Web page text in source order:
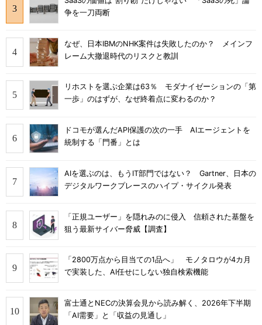
争を一刀両断
なぜ、日本IBMのNHK案件は失敗したのか？ メインフ
レーム大撤退時代のリスクと教訓
リホストを選ぶ企業は63％ モダナイゼーションの「第
一歩」のはずが、なぜ終着点に変わるのか？
ドコモが選んだAPI保護の次の一手 AIエージェントを
統制する「門番」とは
AIを選ぶのは、もうIT部門ではない？ Gartner、日本の
デジタルワークプレースのハイプ・サイクル発表
「正規ユーザー」を隠れみのに侵入 信頼された基盤を
狙う最新サイバー脅威【調査】
「2800万点から目当ての1品へ」 モノタロウが4カ月
で実装した、AI任せにしない独自検索機能
富士通とNECの決算会見から読み解く、2026年下半期
「AI需要」と「収益の見通し」